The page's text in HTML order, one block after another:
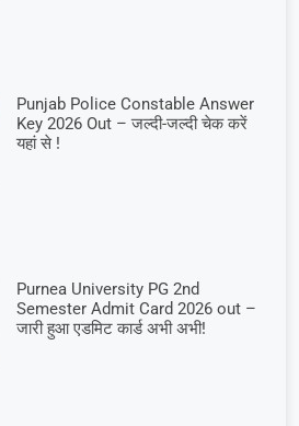
Punjab Police Constable Answer
Key 2026 Out – जल्दी-जल्दी चेक करें
यहां से !
Purnea University PG 2nd
Semester Admit Card 2026 out –
जारी हुआ एडमिट कार्ड अभी अभी!